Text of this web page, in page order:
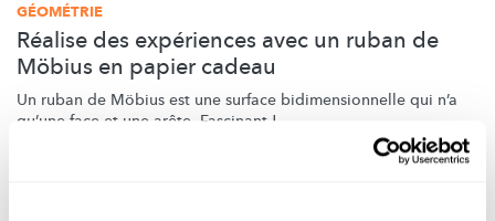
GÉOMÉTRIE
Réalise des expériences avec un ruban de
Möbius en papier cadeau
Un ruban de Möbius est une surface bidimensionnelle qui n’a
qu’une face et une arête. Fascinant !